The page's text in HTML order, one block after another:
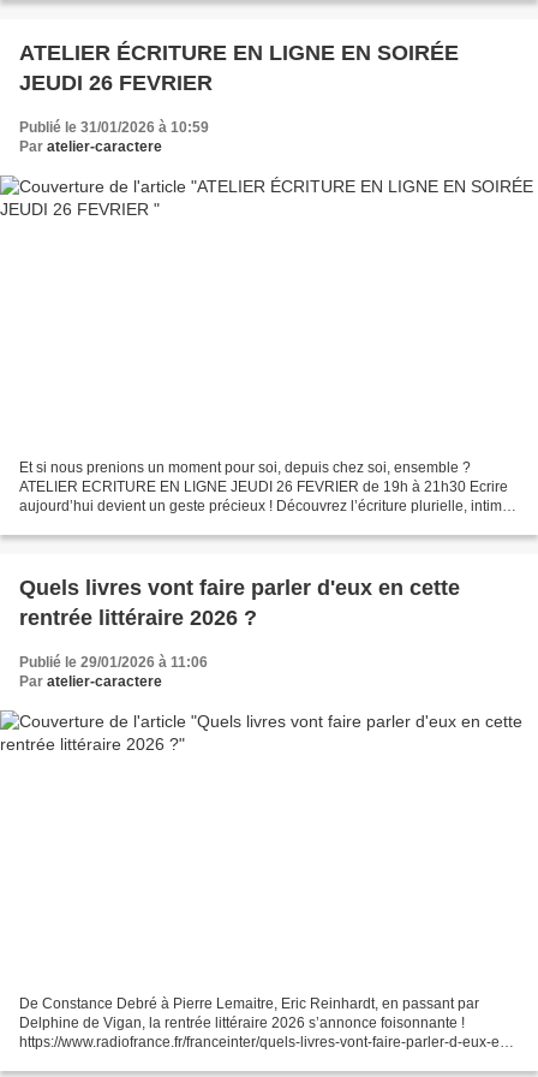
ATELIER ÉCRITURE EN LIGNE EN SOIRÉE
JEUDI 26 FEVRIER
Publié le 31/01/2026 à 10:59
Par atelier-caractere
Et si nous prenions un moment pour soi, depuis chez soi, ensemble ?
ATELIER ECRITURE EN LIGNE JEUDI 26 FEVRIER de 19h à 21h30 Ecrire
aujourd’hui devient un geste précieux ! Découvrez l’écriture plurielle, intime
Quels livres vont faire parler d'eux en cette
rentrée littéraire 2026 ?
Publié le 29/01/2026 à 11:06
Par atelier-caractere
De Constance Debré à Pierre Lemaitre, Eric Reinhardt, en passant par
Delphine de Vigan, la rentrée littéraire 2026 s’annonce foisonnante !
https://www.radiofrance.fr/franceinter/quels-livres-vont-faire-parler-d-eux-en-